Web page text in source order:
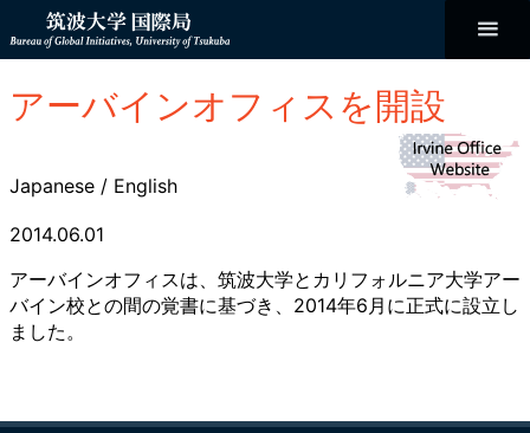
テ
ン
へ
Bureau of
Global
Initiatives
アーバインオフィスを開設
Japanese / English
2014.06.01
アーバインオフィスは、筑波大学とカリフォルニア大学アー
バイン校との間の覚書に基づき、2014年6月に正式に設立し
ました。